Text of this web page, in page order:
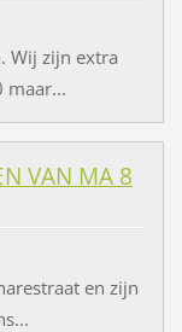
Wij zijn extra
maar...
VAN MA 8
en zijn